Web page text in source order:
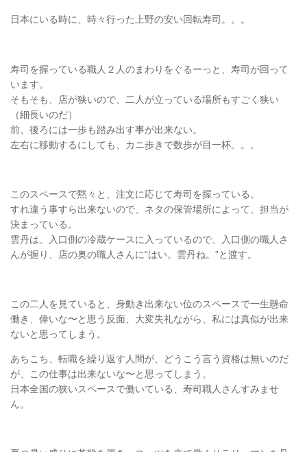
日本にいる時に、時々行った上野の安い回転寿司。。。
寿司を握っている職人２人のまわりをぐるーっと、寿司が回って
います。
そもそも、店が狭いので、二人が立っている場所もすごく狭い
（細長いのだ）
前、後ろには一歩も踏み出す事が出来ない。
左右に移動するにしても、カニ歩きで数歩が目一杯。。。
このスペースで黙々と、注文に応じて寿司を握っている。
すれ違う事すら出来ないので、ネタの保管場所によって、担当が
決まっている。
雲丹は、入口側の冷蔵ケースに入っているので、入口側の職人さ
んが握り、店の奥の職人さんに“はい。雲丹ね。”と渡す。
この二人を見ていると、身動き出来ない位のスペースで一生懸命
働き、偉いな〜と思う反面、大変失礼ながら、私には真似が出来
ないと思ってしまう。
あちこち、転職を繰り返す人間が、どうこう言う資格は無いのだ
が、この仕事は出来ないな〜と思ってしまう。
日本全国の狭いスペースで働いている、寿司職人さんすみませ
ん。